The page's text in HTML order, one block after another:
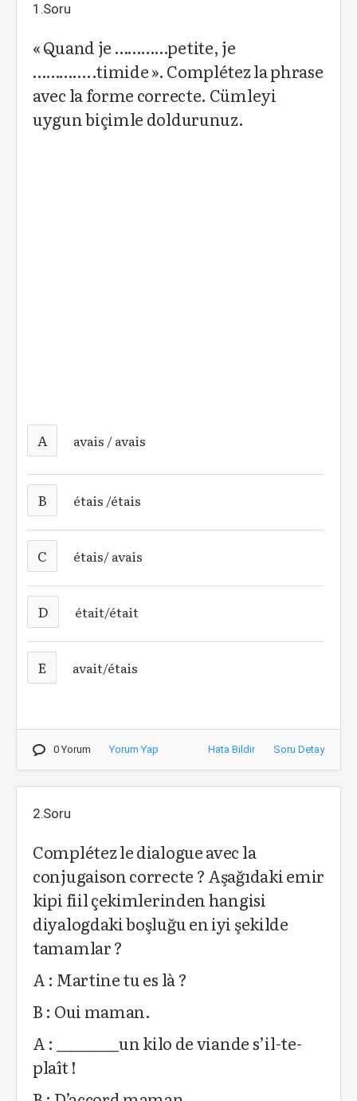
1.Soru
« Quand je …………petite, je
…………..timide ». Complétez la phrase
avec la forme correcte. Cümleyi
uygun biçimle doldurunuz.
A avais / avais
B étais /étais
C étais/ avais
D était/était
E avait/étais
0 Yorum Yorum Yap Hata Bildir Soru Detay
2.Soru
Complétez le dialogue avec la
conjugaison correcte ? Aşağıdaki emir
kipi fiil çekimlerinden hangisi
diyalogdaki boşluğu en iyi şekilde
tamamlar ?
A : Martine tu es là ?
B : Oui maman.
A : _________un kilo de viande s’il-te-
plaît !